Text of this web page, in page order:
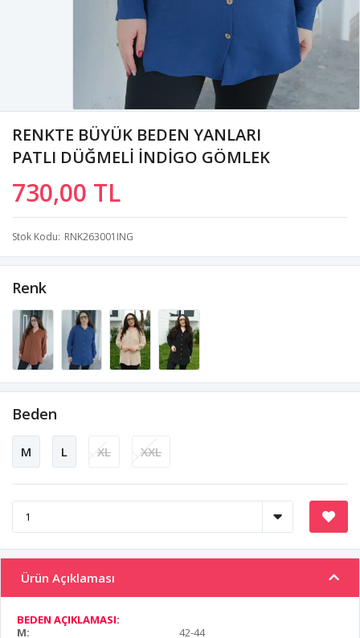
RENKTE BÜYÜK BEDEN YANLARI
PATLI DÜĞMELİ İNDİGO GÖMLEK
730,00 TL
Stok Kodu RNK263001ING
Renk
Beden
M L XL XXL
Ürün Açıklaması
BEDEN AÇIKLAMASI:
M:
42-44